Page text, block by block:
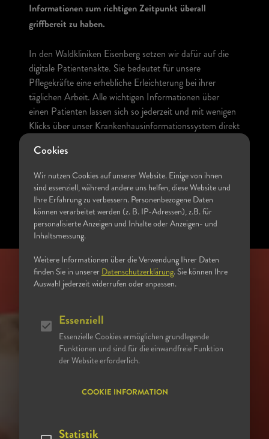
Informationen zum richtigen Zeitpunkt überall
griffbereit zu haben.
In den Waldkliniken Eisenberg setzen wir dafür auf die
digitale Patientenakte. Sie bedeutet für unsere
Pflegekräfte eine erhebliche Erleichterung bei ihrer
täglichen Arbeit. Alle wichtigen Informationen über
einen Patienten lassen sich so jederzeit und mit wenigen
Klicks über unser Krankenhausinformationssystem direkt
Unit-Stützpunkt, abrufen.
MEHR FLEXIBILITÄT
Cookies
Wir nutzen Cookies auf unserer Website. Einige von ihnen
sind essenziell, während andere uns helfen, diese Website und
Ihre Erfahrung zu verbessern. Personenbezogene Daten
können verarbeitet werden (z. B. IP-Adressen), z.B. für
personalisierte Anzeigen und Inhalte oder Anzeigen- und
Inhaltsmessung.
Weitere Informationen über die Verwendung Ihrer Daten
finden Sie in unserer Datenschutzerklärung. Sie können Ihre
Auswahl jederzeit widerrufen oder anpassen.
Essenziell
Essenzielle Cookies ermöglichen grundlegende
Funktionen und sind für die einwandfreie Funktion
der Website erforderlich.
COOKIE INFORMATION
Statistik